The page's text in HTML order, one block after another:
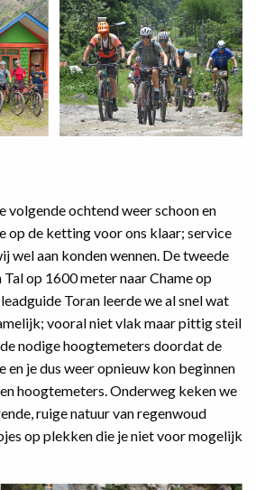
volgende ochtend weer schoon en
op de ketting voor ons klaar; service
wel aan konden wennen. De tweede
op 1600 meter naar Chame op
Toran leerde we al snel wat
vooral niet vlak maar pittig steil
nodige hoogtemeters doordat de
en je dus weer opnieuw kon beginnen
hoogtemeters. Onderweg keken we
ruige natuur van regenwoud
op plekken die je niet voor mogelijk